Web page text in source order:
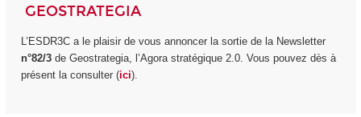
GEOSTRATEGIA
L’ESDR3C a le plaisir de vous annoncer la sortie de la Newsletter
n°82/3de Geostrategia, l’Agora stratégique 2.0. Vous pouvez dès à
présent la consulter (ici).